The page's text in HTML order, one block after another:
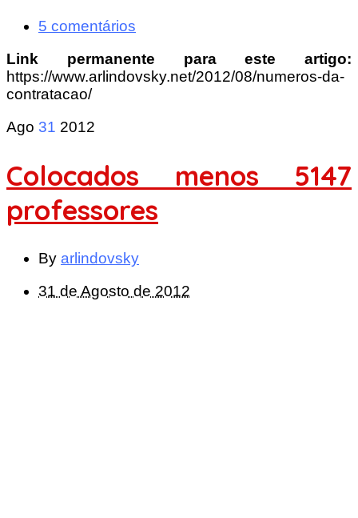
5 comentários
Link permanente para este artigo:
https://www.arlindovsky.net/2012/08/numeros-da-
contratacao/
Ago 31 2012
Colocados menos 5147
professores
By arlindovsky
31 de Agosto de 2012